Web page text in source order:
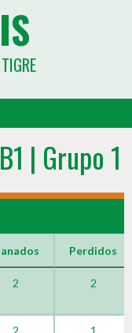
| Grupo 1
Perdidos
2 2
2 1